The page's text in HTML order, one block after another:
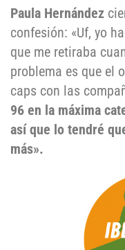
Paula Hernández
confesión: «Uf, yo
que me retiraba
problema es que el
caps con las
96 en la máxima
así que lo tendré
más».